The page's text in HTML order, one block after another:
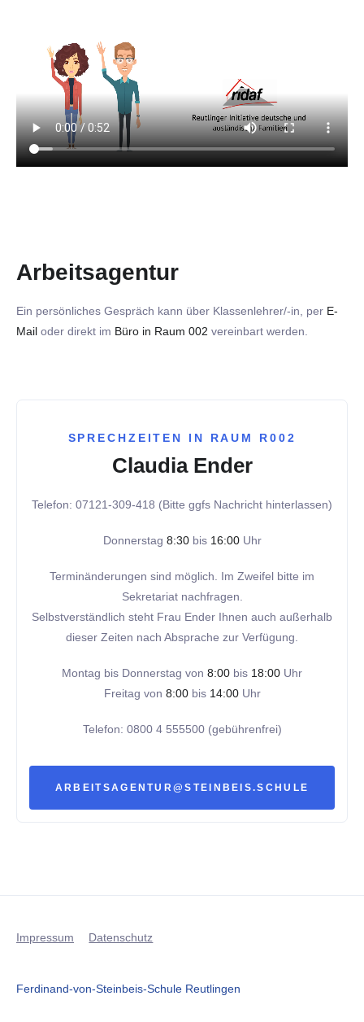
Arbeitsagentur
Ein persönliches Gespräch kann über Klassenlehrer/-in, per E-
Mail oder direkt im Büro in Raum 002 vereinbart werden.
SPRECHZEITEN IN RAUM R002
Claudia Ender
Telefon: 07121-309-418 (Bitte ggfs Nachricht hinterlassen)
Donnerstag 8:30bis 16:00Uhr
Terminänderungen sind möglich. Im Zweifel bitte im
Sekretariat nachfragen.
Selbstverständlich steht Frau Ender Ihnen auch außerhalb
dieser Zeiten nach Absprache zur Verfügung.
Montag bis Donnerstag von 8:00 bis 18:00 Uhr
Freitag von 8:00bis 14:00Uhr
Telefon: 0800 4 555500 (gebührenfrei)
ARBEITSAGENTUR@STEINBEIS.SCHULE
Impressum Datenschutz
Ferdinand-von-Steinbeis-Schule Reutlingen